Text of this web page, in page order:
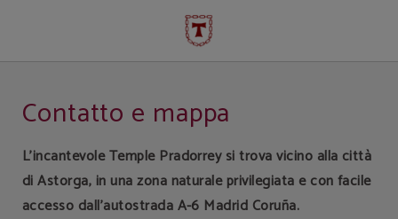
Contatto e mappa
L'incantevole Temple Pradorrey si trova vicino alla città
di Astorga, in una zona naturale privilegiata e con facile
accesso dall’autostrada A-6 Madrid Coruña.